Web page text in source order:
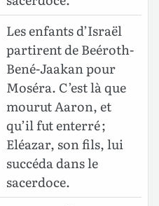
Les enfants d’Israël
partirent de Beéroth-
Bené-Jaakan pour
Moséra. C’est là que
mourut Aaron, et
qu’il fut enterré ;
Eléazar, son fils, lui
succéda dans le
sacerdoce.